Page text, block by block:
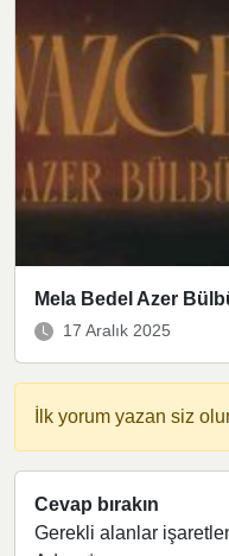
Mela Bedel Azer
17 Aralık 2025
İlk yorum yazan siz
Cevap bırakın
Gerekli alanlar